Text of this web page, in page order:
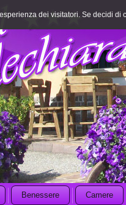
Benessere Camere
dei visitatori. Se decidi